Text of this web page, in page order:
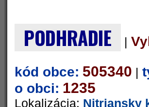
PODHRADIE |
kód obce: 505340 |
o obci: 1235
Lokalizácia: Nitriansky